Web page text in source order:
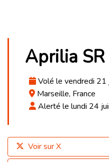
Aprilia
Volé le vendredi
Marseille, France
Alerté le lundi 24
Voir sur X